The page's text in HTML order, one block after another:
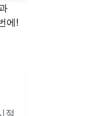
에!
절